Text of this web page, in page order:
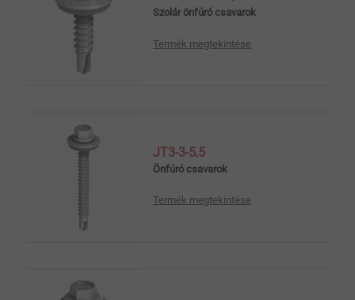
Szolár önfúró csavarok
Termék megtekintése
JT3-3-5,5
Önfúró csavarok
Termék megtekintése